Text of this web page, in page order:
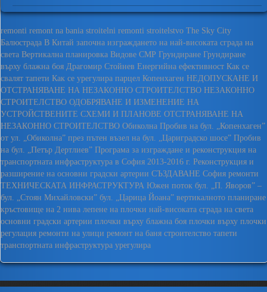
remonti remont na bania stroitelni remonti stroitelstvo The Sky City
Балюстрада В Китай започна изграждането на най-високата сграда на
света Вертикална планировка Видове СМР Грундиране Грундиране
върху блажна боя Драгомир Стойнев Енергийна ефективност Как се
свалят тапети Как се урегулира парцел Копенхаген НЕДОПУСКАНЕ И
ОТСТРАНЯВАНЕ НА НЕЗАКОННО СТРОИТЕЛСТВО НЕЗАКОННО
СТРОИТЕЛСТВО ОДОБРЯВАНЕ И ИЗМЕНЕНИЕ НА
УСТРОЙСТВЕНИТЕ СХЕМИ И ПЛАНОВЕ ОТСТРАНЯВАНЕ НА
НЕЗАКОННО СТРОИТЕЛСТВО Обиколна Пробив на бул. „Копенхаген”
от ул. „Обиколна” през пътен възел на бул. „Цариградско шосе” Пробив
на бул. „Петър Дертлиев” Програма за изграждане и реконструкция на
транспортната инфраструктура в София 2013-2016 г. Реконструкция и
разширение на основни градски артерии СЪЗДАВАНЕ София ремонти
ТЕХНИЧЕСКАТА ИНФРАСТРУКТУРА Южен поток бул. „П. Яворов” –
бул. „Стоян Михайловски” бул. „Царица Йоана” вертикалното планиране
кръстовище на 2 нива лепене на плочки най-високата сграда на света
основни градски артерии плочки върху блажна боя плочки върху плочки
регулация ремонти на улици ремонт на баня строителство тапети
транспортната инфраструктура урегулира